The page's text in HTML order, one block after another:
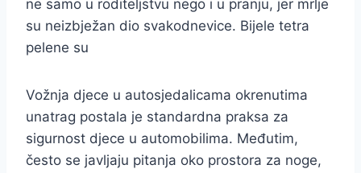
ne samo u roditeljstvu nego i u pranju, jer mrlje
su neizbježan dio svakodnevice. Bijele tetra
pelene su
Vožnja djece u autosjedalicama okrenutima
unatrag postala je standardna praksa za
sigurnost djece u automobilima. Međutim,
često se javljaju pitanja oko prostora za noge,